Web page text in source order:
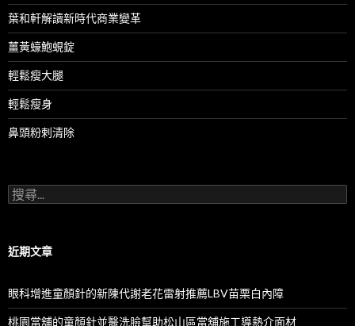
葉和軒解讀新時代商業變革
薑黃蠔鮑蜆錠
輕鬆瘦大腿
輕鬆瘦身
鼻頭粉剌清除
搜
尋
字:
近期文章
眼科增進童顏針的新陳代謝老花雷射推薦LBV苗栗白內障
桃園當舖的童顏針並醫洗臉幫助松山區當舖施工導熱介面材